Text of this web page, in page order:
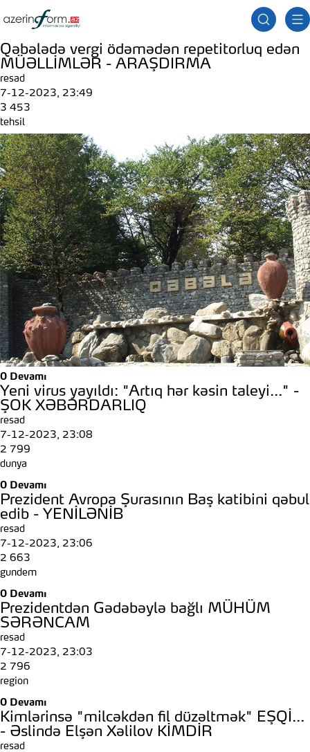
Qəbələdə vergi ödəmədən repetitorluq edən
MÜƏLLİMLƏR - ARAŞDIRMA
resad
7-12-2023, 23:49
3 453
tehsil
0 Devamı
Yeni virus yayıldı: "Artıq hər kəsin taleyi..." -
ŞOK XƏBƏRDARLIQ
resad
7-12-2023, 23:08
2 799
dunya
0 Devamı
Prezident Avropa Şurasının Baş katibini qəbul
edib - YENİLƏNİB
resad
7-12-2023, 23:06
2 663
gundem
0 Devamı
Prezidentdən Gədəbəylə bağlı MÜHÜM
SƏRƏNCAM
resad
7-12-2023, 23:03
2 796
region
0 Devamı
Kimlərinsə "milcəkdən fil düzəltmək" EŞQİ...
- Əslində Elşən Xəlilov KİMDİR
resad